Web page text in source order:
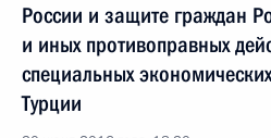
России и защите граждан
и иных противоправных
специальных
Турции